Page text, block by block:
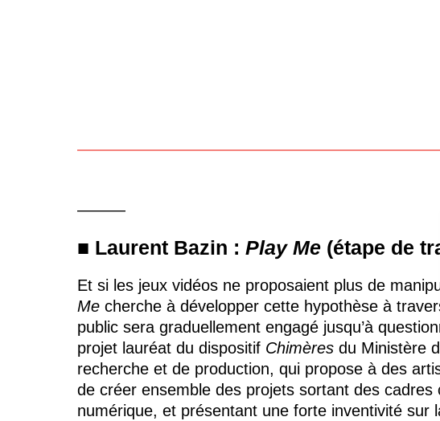
———
■ Laurent Bazin : Play Me (étape de
Et si les jeux vidéos ne proposaient plus de
Me cherche à développer cette hypothèse à
public sera graduellement engagé jusqu’à
projet lauréat du dispositif Chimères du Ministère
recherche et de production, qui propose à des
de créer ensemble des projets sortant des
numérique, et présentant une forte inventivité sur